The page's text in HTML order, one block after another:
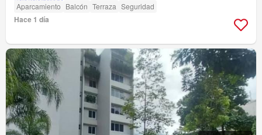
Aparcamiento Balcón Terraza Seguridad
Hace 1 día